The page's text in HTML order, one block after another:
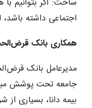
اجتماعی داشته
همکاری بانک
مدیرعامل بانک
جامعه تحت پوشش
بیمه دانا، بسیاری